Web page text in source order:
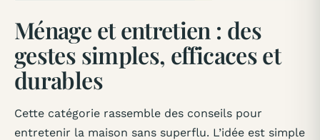
Ménage et entretien : des
gestes simples, efficaces et
durables
Cette catégorie rassemble des conseils pour
entretenir la maison sans superflu. L’idée est simple